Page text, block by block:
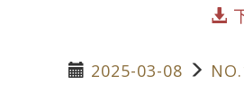
2025-03-08